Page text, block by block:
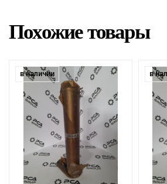
Похожие товары
в наличии в